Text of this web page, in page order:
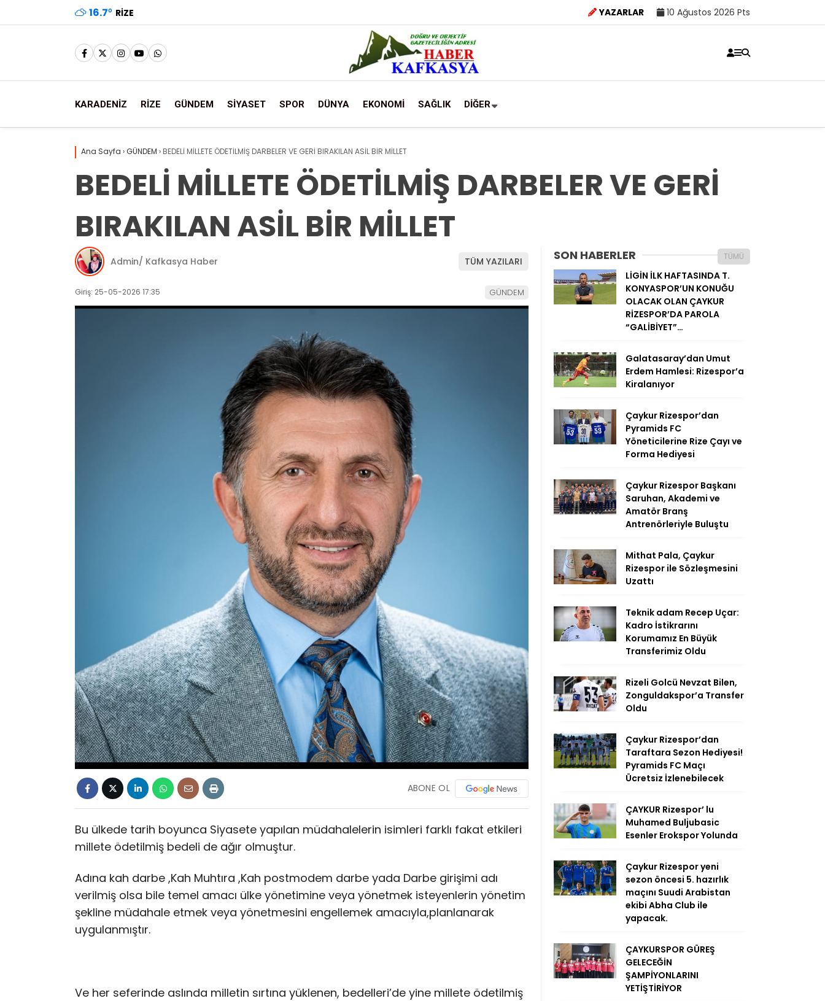
16.7° RIZE YAZARLAR 10 Ağustos 2026 Pts
KARADENİZ RİZE GÜNDEM SİYASET SPOR DÜNYA EKONOMİ SAĞLIK DİĞER
Ana Sayfa ›GÜNDEM › BEDELİ MİLLETE ÖDETİLMİŞ DARBELER VE GERİ BIRAKILAN ASİL BİR MİLLET
BEDELİ MİLLETE ÖDETİLMİŞ DARBELER VE GERİ
BIRAKILAN ASİL BİR MİLLET
Admin/ Kafkasya Haber TÜM YAZILARI
Giriş: 25-05-2026 17:35 GÜNDEM
ABONE OL
Bu ülkede tarih boyunca Siyasete yapılan müdahalelerin isimleri farklı fakat etkileri
millete ödetilmiş bedeli de ağır olmuştur.
Adına kah darbe ,Kah Muhtıra ,Kah postmodem darbe yada Darbe girişimi adı
verilmiş olsa bile temel amacı ülke yönetimine veya yönetmek isteyenlerin yönetim
şekline müdahale etmek veya yönetmesini engellemek amacıyla,planlanarak
uygulanmıştır.
Ve her seferinde aslında milletin sırtına yüklenen, bedelleri’de yine millete ödetilmiş
SON HABERLER TÜMÜ
LİGİN İLK HAFTASINDA T.
KONYASPOR’UN KONUĞU
OLACAK OLAN ÇAYKUR
RİZESPOR’DA PAROLA
“GALİBİYET”…
Galatasaray’dan Umut
Erdem Hamlesi: Rizespor’a
Kiralanıyor
Çaykur Rizespor’dan
Pyramids FC
Yöneticilerine Rize Çayı ve
Forma Hediyesi
Çaykur Rizespor Başkanı
Saruhan, Akademi ve
Amatör Branş
Antrenörleriyle Buluştu
Mithat Pala, Çaykur
Rizespor ile Sözleşmesini
Uzattı
Teknik adam Recep Uçar:
Kadro İstikrarını
Korumamız En Büyük
Transferimiz Oldu
Rizeli Golcü Nevzat Bilen,
Zonguldakspor’a Transfer
Oldu
Çaykur Rizespor’dan
Taraftara Sezon Hediyesi!
Pyramids FC Maçı
Ücretsiz İzlenebilecek
ÇAYKUR Rizespor’ lu
Muhamed Buljubasic
Esenler Erokspor Yolunda
Çaykur Rizespor yeni
sezon öncesi 5. hazırlık
maçını Suudi Arabistan
ekibi Abha Club ile
yapacak.
ÇAYKURSPOR GÜREŞ
GELECEĞİN
ŞAMPİYONLARINI
YETİŞTİRİYOR